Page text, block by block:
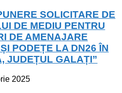
SOLICITARE DE
DE MEDIU PENTRU
DE AMENAJARE
PODEȚE LA DN26 ÎN
JUDEȚUL GALAȚI”
2025